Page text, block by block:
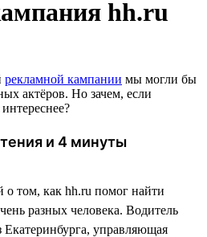
hh.ru
рекламной кампании мы могли бы
актёров. Но зачем, если
и 4 минуты
том, как hh.ru помог найти
разных человека. Водитель
управляющая